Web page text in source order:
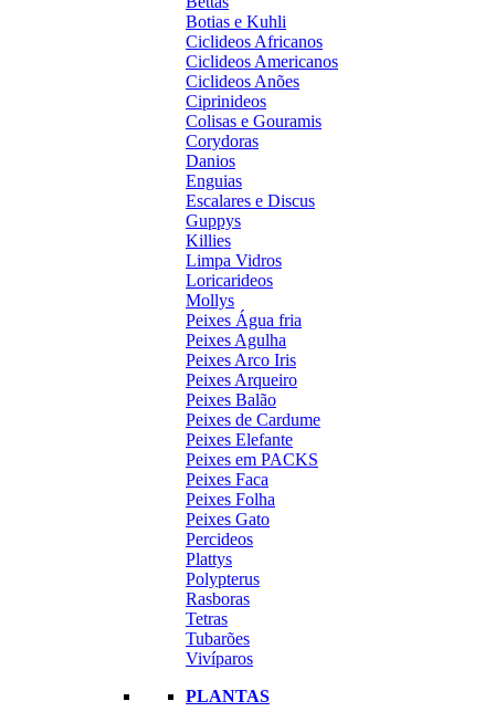
Botias e Kuhli
Ciclideos Africanos
Ciclideos Americanos
Ciclideos Anões
Ciprinideos
Colisas e Gouramis
Corydoras
Danios
Enguias
Escalares e Discus
Guppys
Killies
Limpa Vidros
Loricarideos
Mollys
Peixes Água fria
Peixes Agulha
Peixes Arco Iris
Peixes Arqueiro
Peixes Balão
Peixes de Cardume
Peixes Elefante
Peixes em PACKS
Peixes Faca
Peixes Folha
Peixes Gato
Percideos
Plattys
Polypterus
Rasboras
Tetras
Tubarões
Vivíparos
PLANTAS